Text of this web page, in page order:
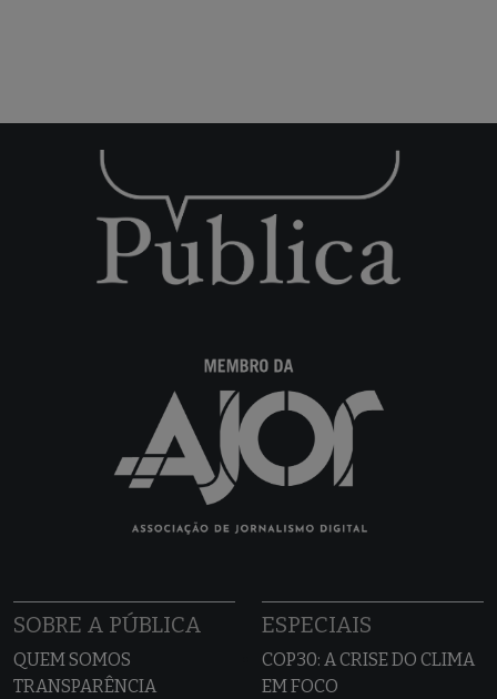
SOBRE A PÚBLICA
QUEM SOMOS
TRANSPARÊNCIA
ESPECIAIS
COP30: A CRISE DO CLIMA
EM FOCO